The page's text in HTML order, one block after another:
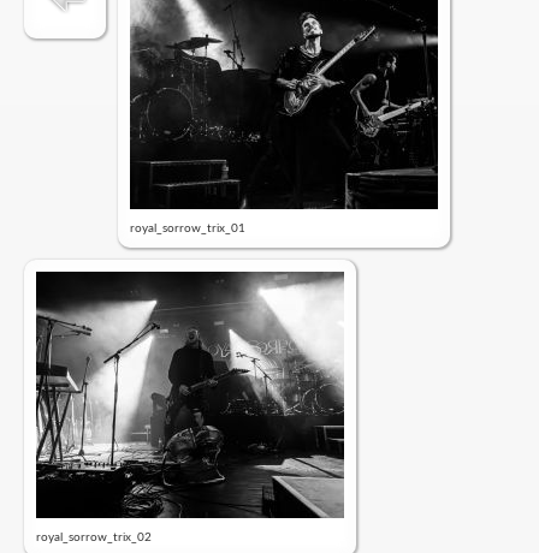
royal_sorrow_trix_01
royal_sorrow_trix_02